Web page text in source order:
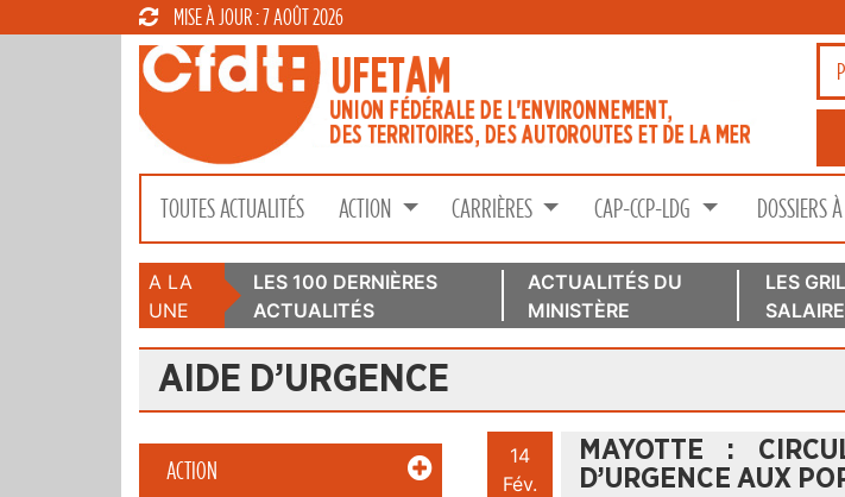
MISE À JOUR : 7 AOÛT 2026
TOUTES ACTUALITÉS ACTION CARRIÈRES CAP-CCP-LDG DOSSIERS
A LA
UNE
LES 100 DERNIÈRES
ACTUALITÉS
ACTUALITÉS DU
MINISTÈRE
LES
AIDE D’URGENCE
ACTION
14
Fév.
MAYOTTE :
D’URGENCE AUX